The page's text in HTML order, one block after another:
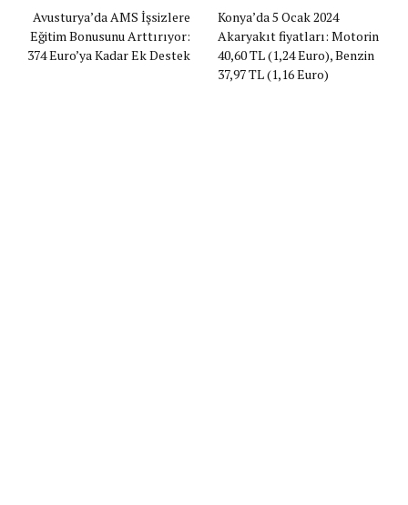
Avusturya’da AMS İşsizlere
Eğitim Bonusunu Arttırıyor:
374 Euro’ya Kadar Ek Destek
Konya’da 5 Ocak 2024
Akaryakıt fiyatları: Motorin
40,60 TL (1,24 Euro), Benzin
37,97 TL (1,16 Euro)